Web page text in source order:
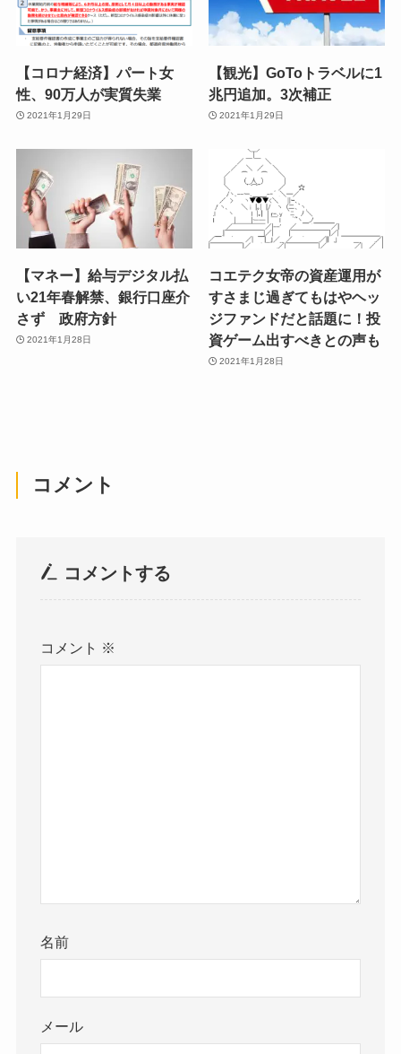
【コロナ経済】パート女
性、90万人が実質失業
2021年1月29日
【観光】GoToトラベルに1
兆円追加。3次補正
2021年1月29日
【マネー】給与デジタル払
い21年春解禁、銀行口座介
さず 政府方針
2021年1月28日
コエテク女帝の資産運用が
すさまじ過ぎてもはやヘッ
ジファンドだと話題に！投
資ゲーム出すべきとの声も
2021年1月28日
コメント
コメントする
コメント ※
名前
メール